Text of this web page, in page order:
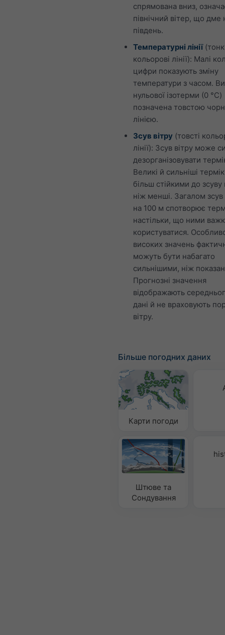
спрямована вниз,
північний вітер, що дме
південь.
Температурні лінії
кольорові лінії): Малі
цифри показують зміну
температури з часом.
нульової ізотерми (0 °C)
позначена товстою
лінією.
Зсув вітру (товсті
лінії): Зсув вітру може
дезорганізовувати
Великі й сильніші
більш стійкими до зсуву
ніж менші. Загалом
на 100 м спотворює
настільки, що ними
користуватися.
високих значень
можуть бути набагато
сильнішими, ніж
Прогнозні значення
відображають
дані й не враховують
вітру.
Більше погодних даних
Карти погоди
Штюве та
Сондування